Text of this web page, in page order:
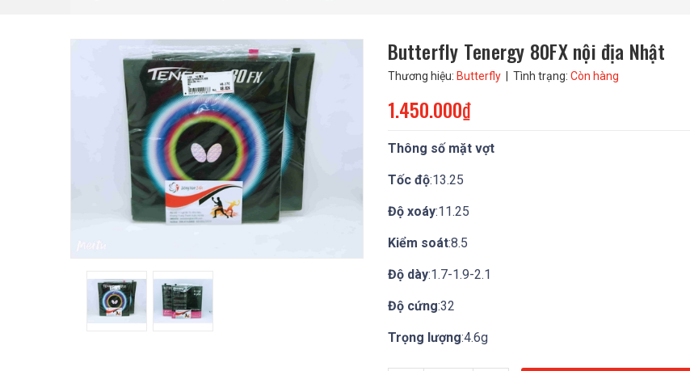
Butterfly Tenergy 80FX nội địa Nhật
Thương hiệu: Butterfly | Tình trạng: Còn hàng
1.450.000₫
Thông số mặt vợt
Tốc độ:13.25
Độ xoáy:11.25
Kiểm soát:8.5
Độ dày:1.7-1.9-2.1
Độ cứng:32
Trọng lượng:4.6g